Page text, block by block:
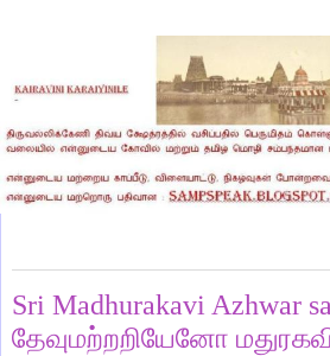
Sri Madhurakavi Azhwar
தேவுமற்றறியேனோ